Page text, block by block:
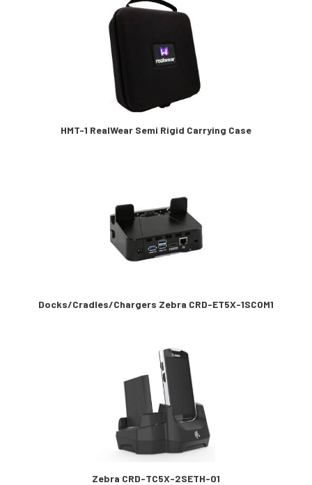
HMT-1 RealWear Semi Rigid Carrying Case
Docks/Cradles/Chargers Zebra CRD-ET5X-1SCOM1
Zebra CRD-TC5X-2SETH-01